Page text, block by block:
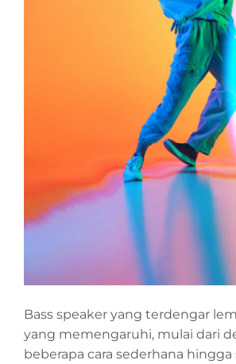
Bass speaker yang terdengar
yang memengaruhi, mulai dari
beberapa cara sederhana